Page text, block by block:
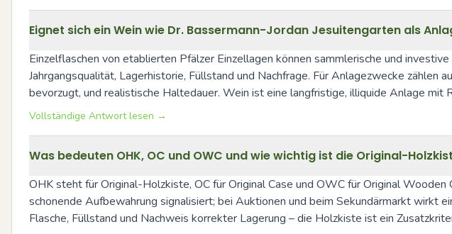
Eignet sich ein Wein wie Dr. Bassermann-Jordan Jesuitengarten als
Einzelflaschen von etablierten Pfälzer Einzellagen können sammlerische und
Jahrgangsqualität, Lagerhistorie, Füllstand und Nachfrage. Für Anlagezwecke
bevorzugt, und realistische Haltedauer. Wein ist eine langfristige, illiquide Anlage
Vollständige Antwort lesen →
Was bedeuten OHK, OC und OWC und wie wichtig ist die Original-
OHK steht für Original-Holzkiste, OC für Original Case und OWC für Original
schonende Aufbewahrung signalisiert; bei Auktionen und beim Sekundärmarkt
Flasche, Füllstand und Nachweis korrekter Lagerung – die Holzkiste ist ein